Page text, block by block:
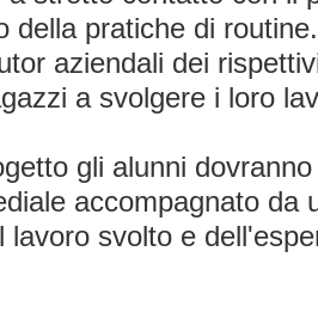
della pratiche di
aziendali dei
a svolgere i loro
gli alunni
accompagnato da
lavoro svolto e